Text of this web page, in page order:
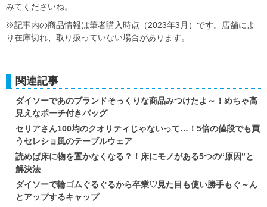
みてくださいね。
※記事内の商品情報は筆者購入時点（2023年3月）です。店舗によ
り在庫切れ、取り扱っていない場合があります。
関連記事
ダイソーであのブランドそっくりな商品みつけたよ～！めちゃ高
見えなポーチ付きバッグ
セリアさん100均のクオリティじゃないって…！5倍の値段でも買
うセレショ風のテーブルウェア
読めば床に物を置かなくなる？！床にモノがある5つの“原因”と
解決法
ダイソーで輪ゴムぐるぐるから卒業♡見た目も使い勝手もぐ～ん
とアップするキャップ